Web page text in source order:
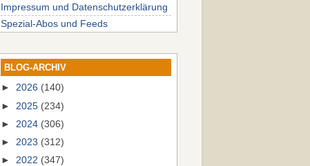
Impressum und Datenschutzerklärung
Spezial-Abos und Feeds
BLOG-ARCHIV
► 2026 (140)
► 2025 (234)
► 2024 (306)
► 2023 (312)
► 2022 (347)